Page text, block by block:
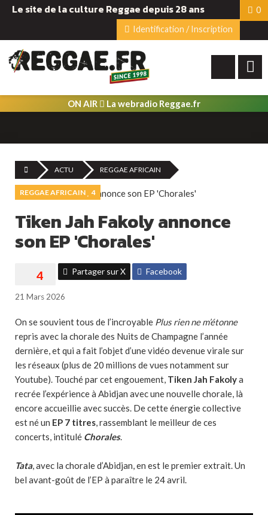
Le site de la culture Reggae depuis 28 ans
0
Identification / Inscription
ON AIR La webradio Reggae.fr
ACTU REGGAE AFRICAIN
REGGAE AFRICAIN 4
Tiken Jah Fakoly annonce
son EP 'Chorales'
Partager sur X Facebook
21 Mars 2026
On se souvient tous de l’incroyable Plus rien ne m’étonne
repris avec la chorale des Nuits de Champagne l’année
dernière, et qui a fait l’objet d’une vidéo devenue virale sur
les réseaux (plus de 20 millions de vues notamment sur
Youtube). Touché par cet engouement, Tiken Jah Fakolya
recrée l’expérience à Abidjan avec une nouvelle chorale, là
encore accueillie avec succès. De cette énergie collective
est né un EP 7 titres, rassemblant le meilleur de ces
concerts, intitulé Chorales.
Tata, avec la chorale d’Abidjan, en est le premier extrait. Un
bel avant-goût de l’EP à paraître le 24 avril.